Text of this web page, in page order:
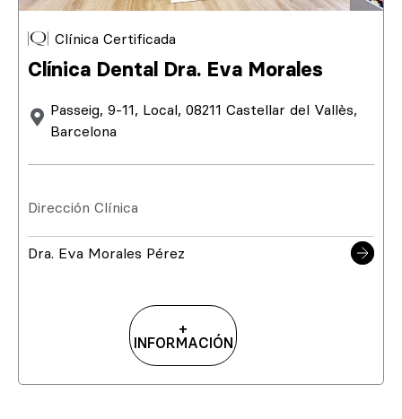
Clínica Certificada
Clínica Dental Dra. Eva Morales
Passeig, 9-11, Local, 08211 Castellar del Vallès,
Barcelona
Dirección Clínica
Dra. Eva Morales Pérez
+
INFORMACIÓN